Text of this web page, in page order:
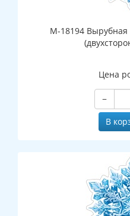
М-18194 Вырубная
Цена
−
В